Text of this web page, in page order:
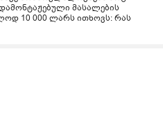
მასალების
10 000 ლარს ითხოვს: რას